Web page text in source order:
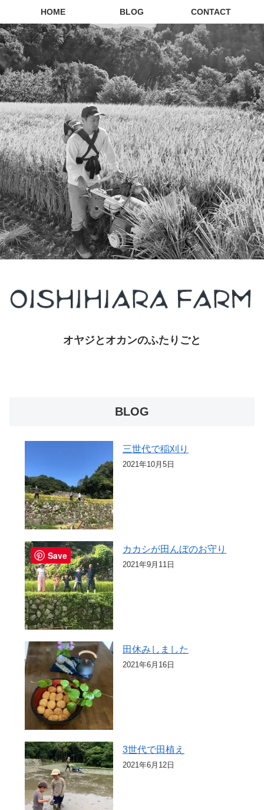
HOME BLOG CONTACT
オヤジとオカンのふたりごと
BLOG
三世代で稲刈り
2021年10月5日
カカシが田んぼのお守り
2021年9月11日
田休みしました
2021年6月16日
3世代で田植え
2021年6月12日
Save